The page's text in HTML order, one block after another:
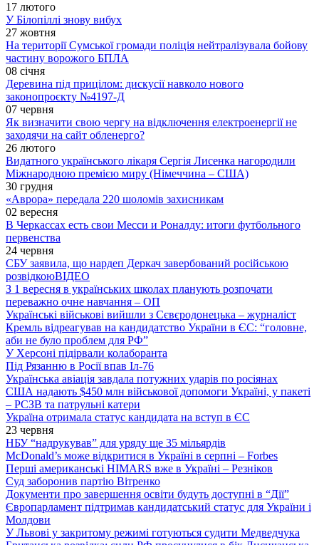
17 лютого
У Білопіллі знову вибух
27 жовтня
На території Сумської громади поліція нейтралізувала бойову
частину ворожого БПЛА
08 січня
Деревина під прицілом: дискусії навколо нового
законопроєкту №4197-Д
07 червня
Як визначити свою чергу на відключення електроенергії не
заходячи на сайт обленерго?
26 лютого
Видатного українського лікаря Сергія Лисенка нагородили
Міжнародною премією миру (Німеччина – США)
30 грудня
«Аврора» передала 220 шоломів захисникам
02 вересня
В Черкассах есть свои Месси и Роналду: итоги футбольного
первенства
24 червня
СБУ заявила, що нардеп Деркач завербований російською
розвідкоюВІДЕО
З 1 вересня в українських школах планують розпочати
переважно очне навчання – ОП
Українські військові вийшли з Сєвєродонецька – журналіст
Кремль відреагував на кандидатство України в ЄС: “головне,
аби не було проблем для РФ”
У Херсоні підірвали колаборанта
Під Рязанню в Росії впав Іл-76
Українська авіація завдала потужних ударів по росіянах
США надають $450 млн військової допомоги Україні, у пакеті
– РСЗВ та патрульні катери
Україна отримала статус кандидата на вступ в ЄС
23 червня
НБУ “надрукував” для уряду ще 35 мільярдів
McDonald’s може відкритися в Україні в серпні – Forbes
Перші американські HIMARS вже в Україні – Резніков
Суд заборонив партію Вітренко
Документи про завершення освіти будуть доступні в “Дії”
Європарламент підтримав кандидатський статус для України і
Молдови
У Львові у закритому режимі готуються судити Медведчука